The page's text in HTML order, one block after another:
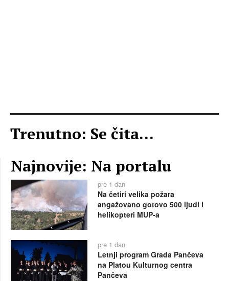
Trenutno: Se čita...
Najnovije: Na portalu
pre 1 dan
Na četiri velika požara
angažovano gotovo 500 ljudi i
helikopteri MUP-a
pre 1 dan
Letnji program Grada Pančeva
na Platou Kulturnog centra
Pančeva